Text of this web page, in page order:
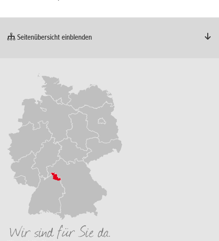
Seitenübersicht einblenden